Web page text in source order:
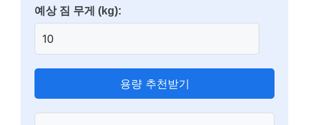
예상 짐 무게 (kg):
용량 추천받기